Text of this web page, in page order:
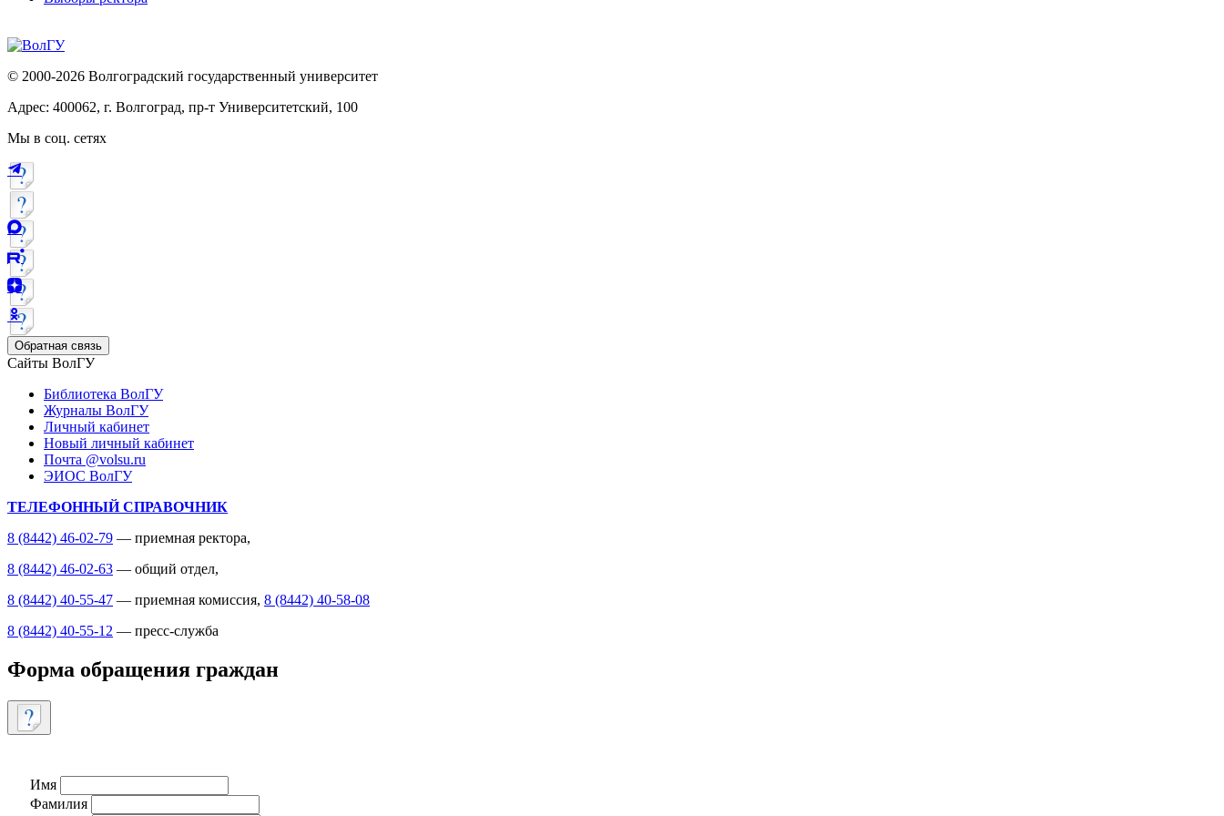
© 2000-2026 Волгоградский государственный университет
Адрес: 400062, г. Волгоград, пр-т Университетский, 100
Мы в соц. сетях
Обратная связь
Сайты ВолГУ
Библиотека ВолГУ
Журналы ВолГУ
Личный кабинет
Новый личный кабинет
Почта @volsu.ru
ЭИОС ВолГУ
ТЕЛЕФОННЫЙ СПРАВОЧНИК
8 (8442) 46-02-79 — приемная ректора,
8 (8442) 46-02-63 — общий отдел,
8 (8442) 40-55-47 — приемная комиссия, 8 (8442) 40-58-08
8 (8442) 40-55-12 — пресс-служба
Форма обращения граждан
Имя
Фамилия